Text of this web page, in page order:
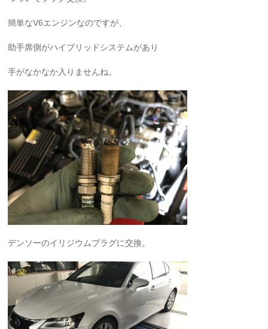
簡単なV6エンジンなのですが、
助手席側がハイブリッドシステムがあり
手がなかなか入りませんね。
デンソーのイリジウムプラグに交換。